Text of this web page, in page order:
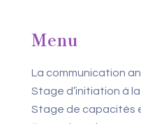
Menu
La communication
Stage d’initiation à
Stage de capacités